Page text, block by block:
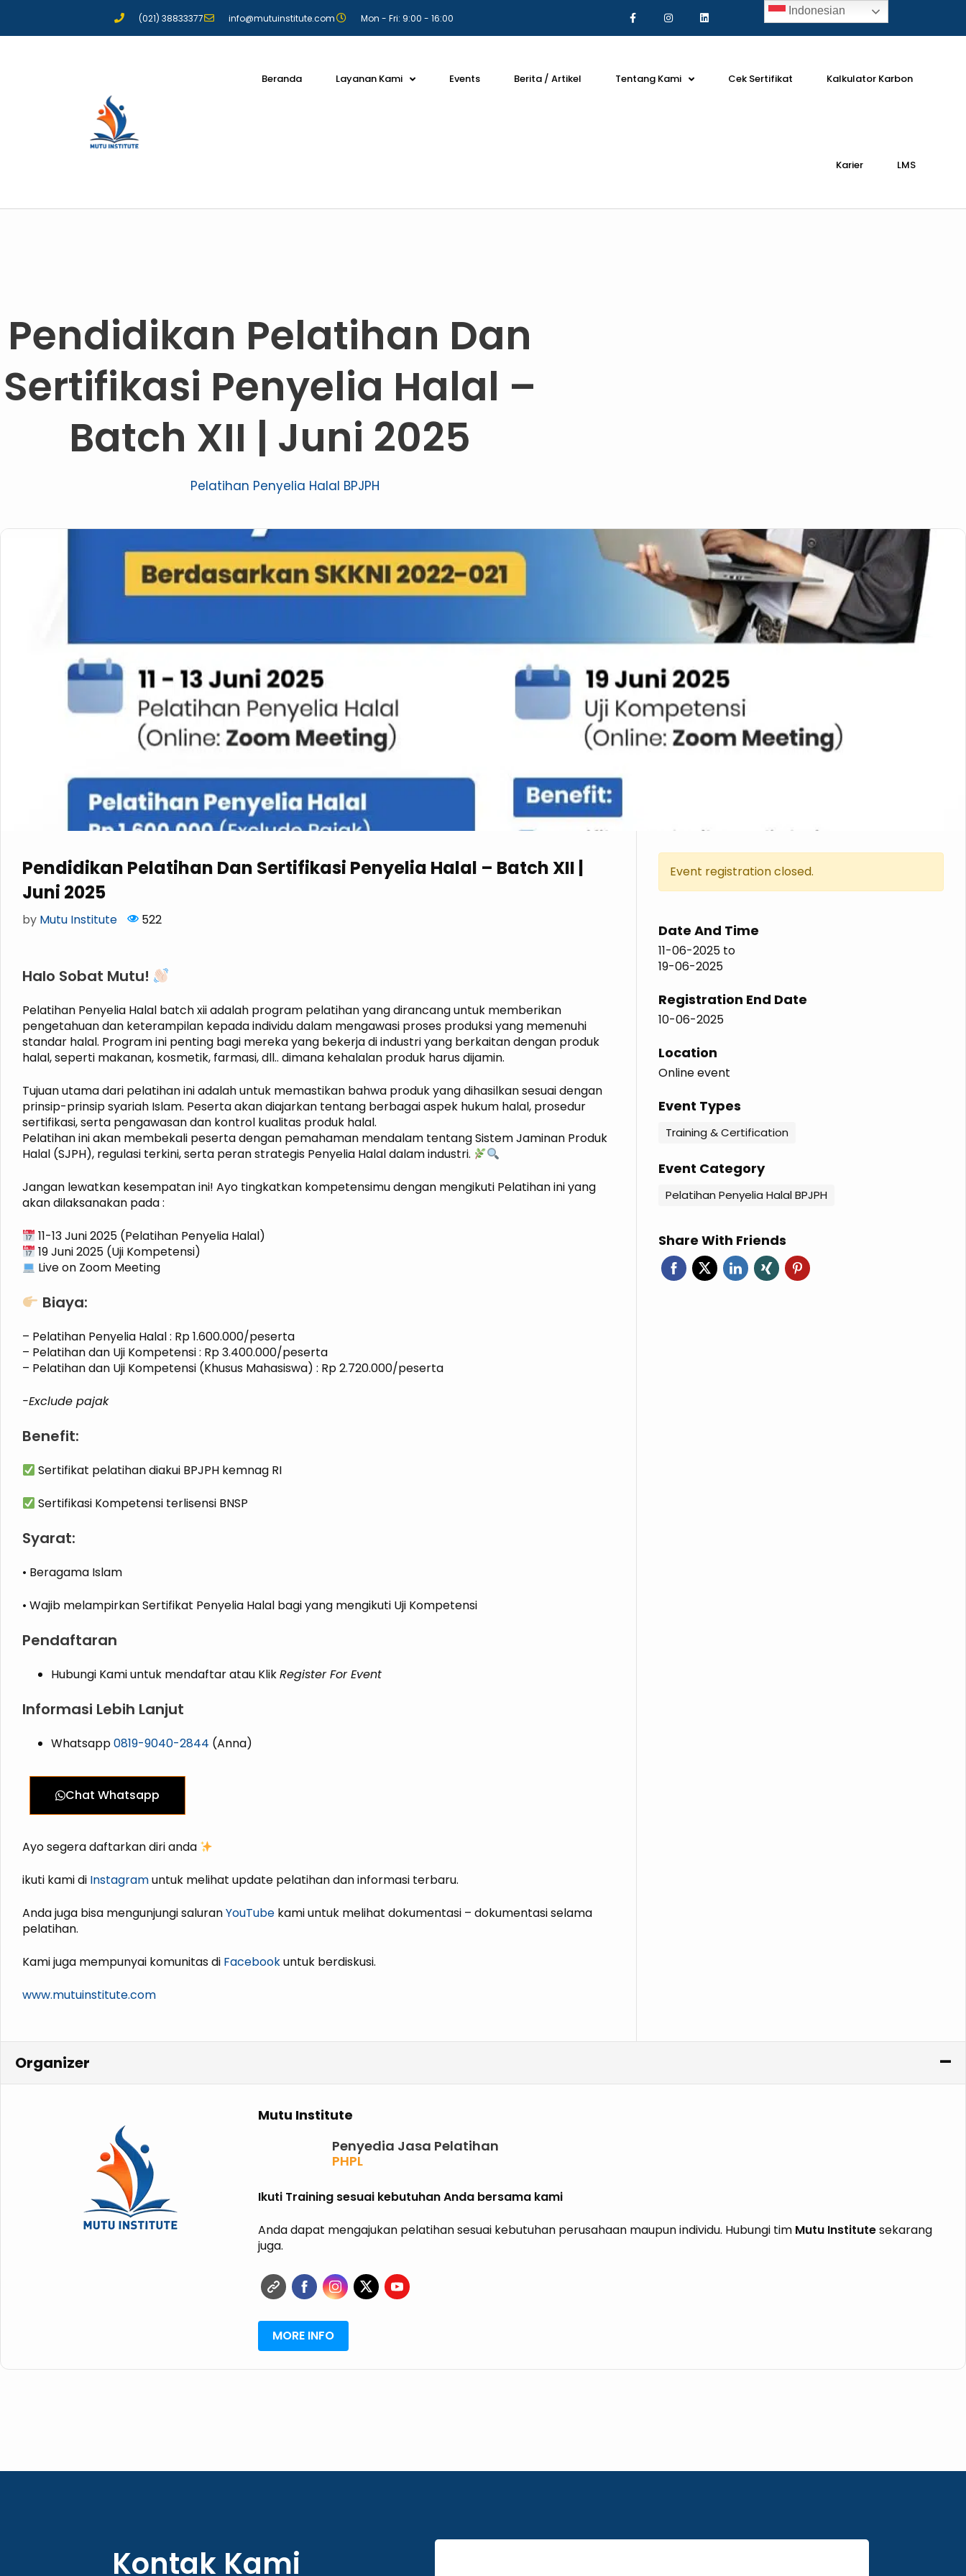
(021) 38833377 info@mutuinstitute.com Mon - Fri: 9:00 - 16:00
Beranda Layanan Kami Events Berita / Artikel Tentang Kami Cek Sertifikat Kalkulator Karbon
Karier LMS
Pendidikan Pelatihan Dan
Sertifikasi Penyelia Halal –
Batch XII | Juni 2025
Pelatihan Penyelia Halal BPJPH
Pendidikan Pelatihan Dan Sertifikasi Penyelia Halal – Batch XII |
Juni 2025
by Mutu Institute 522
Halo Sobat Mutu!
Pelatihan Penyelia Halal batch xii adalah program pelatihan yang dirancang untuk memberikan
pengetahuan dan keterampilan kepada individu dalam mengawasi proses produksi yang memenuhi
standar halal. Program ini penting bagi mereka yang bekerja di industri yang berkaitan dengan produk
halal, seperti makanan, kosmetik, farmasi, dll.. dimana kehalalan produk harus dijamin.
Tujuan utama dari pelatihan ini adalah untuk memastikan bahwa produk yang dihasilkan sesuai dengan
prinsip-prinsip syariah Islam. Peserta akan diajarkan tentang berbagai aspek hukum halal, prosedur
sertifikasi, serta pengawasan dan kontrol kualitas produk halal.
Pelatihan ini akan membekali peserta dengan pemahaman mendalam tentang Sistem Jaminan Produk
Halal (SJPH), regulasi terkini, serta peran strategis Penyelia Halal dalam industri.
Jangan lewatkan kesempatan ini! Ayo tingkatkan kompetensimu dengan mengikuti Pelatihan ini yang
akan dilaksanakan pada :
11-13 Juni 2025 (Pelatihan Penyelia Halal)
19 Juni 2025 (Uji Kompetensi)
Live on Zoom Meeting
Biaya:
– Pelatihan Penyelia Halal : Rp 1.600.000/peserta
– Pelatihan dan Uji Kompetensi : Rp 3.400.000/peserta
– Pelatihan dan Uji Kompetensi (Khusus Mahasiswa) : Rp 2.720.000/peserta
-Exclude pajak
Benefit:
Sertifikat pelatihan diakui BPJPH kemnag RI
Sertifikasi Kompetensi terlisensi BNSP
Syarat:
• Beragama Islam
• Wajib melampirkan Sertifikat Penyelia Halal bagi yang mengikuti Uji Kompetensi
Pendaftaran
Hubungi Kami untuk mendaftar atau KlikRegister For Event
Informasi Lebih Lanjut
Whatsapp0819-9040-2844 (Anna)
Chat Whatsapp
Ayo segera daftarkan diri anda
ikuti kami di Instagramuntuk melihat update pelatihan dan informasi terbaru.
Anda juga bisa mengunjungi saluranYouTube kami untuk melihat dokumentasi – dokumentasi selama
pelatihan.
Kami juga mempunyai komunitas di Facebookuntuk berdiskusi.
www.mutuinstitute.com
Event registration closed.
Date And Time
11-06-2025 to
19-06-2025
Registration End Date
10-06-2025
Location
Online event
Event Types
Training & Certification
Event Category
Pelatihan Penyelia Halal BPJPH
Share With Friends
Organizer
Mutu Institute
Penyedia Jasa Pelatihan
PHPL
P3K
K3 KIMIA
K3 MIGAS
ISO
ISPO
RSPO
Ikuti Training sesuai kebutuhan Anda bersama kami
Anda dapat mengajukan pelatihan sesuai kebutuhan perusahaan maupun individu. Hubungi tim Mutu Institutesekarang
juga.
MORE INFO
Kontak Kami
Indonesian